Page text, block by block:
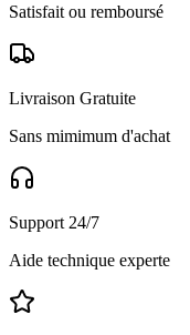
Satisfait ou remboursé
Livraison Gratuite
Sans mimimum d'achat
Support 24/7
Aide technique experte